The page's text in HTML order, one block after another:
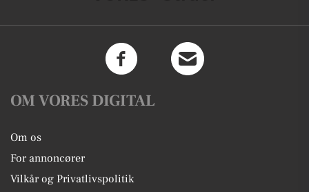
OM VORES DIGITAL
Om os
For annoncører
Vilkår og Privatlivspolitik